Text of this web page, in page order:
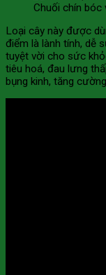
Chuối chín bóc
Loại cây này được
điểm là lành tính, dễ
tuyệt vời cho sức
tiêu hoá, đau lưng
bụng kinh, tăng